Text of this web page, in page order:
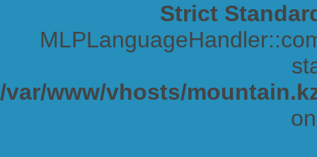
Strict
/var/www/vhosts/